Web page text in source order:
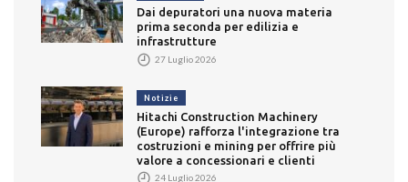
Dai depuratori una nuova materia
prima seconda per edilizia e
infrastrutture
27 Luglio 2026
Notizie
Hitachi Construction Machinery
(Europe) rafforza l'integrazione tra
costruzioni e mining per offrire più
valore a concessionari e clienti
24 Luglio 2026